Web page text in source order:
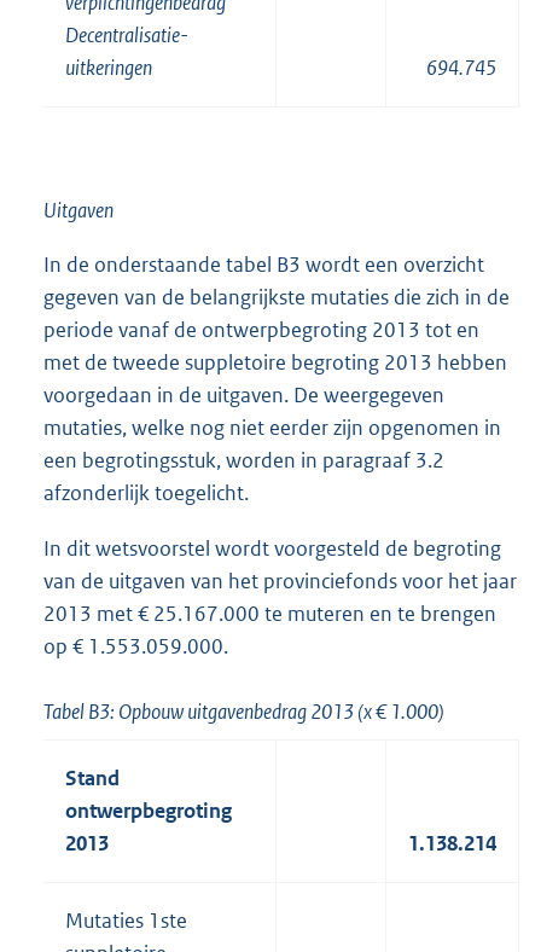
Decentralisatie-
uitkeringen
694.745
Uitgaven
In de onderstaande tabel B3 wordt een overzicht
gegeven van de belangrijkste mutaties die zich in de
periode vanaf de ontwerpbegroting 2013 tot en
met de tweede suppletoire begroting 2013 hebben
voorgedaan in de uitgaven. De weergegeven
mutaties, welke nog niet eerder zijn opgenomen in
een begrotingsstuk, worden in paragraaf 3.2
afzonderlijk toegelicht.
In dit wetsvoorstel wordt voorgesteld de begroting
van de uitgaven van het provinciefonds voor het jaar
2013 met € 25.167.000 te muteren en te brengen
op € 1.553.059.000.
Tabel B3: Opbouw uitgavenbedrag 2013 (x € 1.000)
Stand
ontwerpbegroting
2013
1.138.214
Mutaties 1ste